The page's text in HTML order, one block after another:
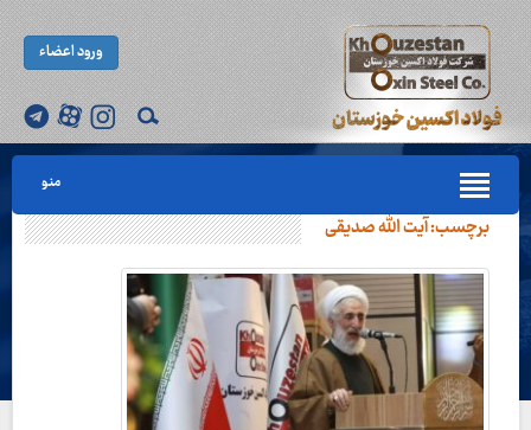
ورود اعضاء
منو
برچسب:آیت الله صدیقی